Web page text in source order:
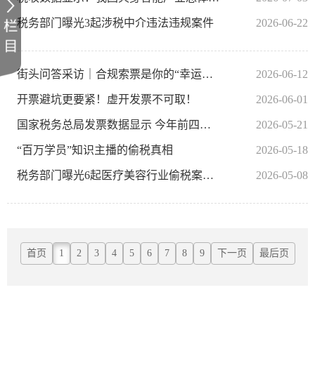
2026-06-22
税务部门曝光3起涉税中介违法违规案件
2026-06-12
街头问答采访｜合规索票是你的“幸运入场券”
2026-06-01
开票避坑更要紧！虚开发票不可取！
2026-05-21
国家税务总局发票数据显示 今年前四个月全国企业销售收入保持稳步增长
2026-05-18
“百万学员”知识主播的偷税真相
2026-05-08
税务部门曝光6起医疗美容行业偷税案件通过私户收款隐匿收入、虚假申报是重要手法
首页 1 2 3 4 5 6 7 8 9 下一页 最后页